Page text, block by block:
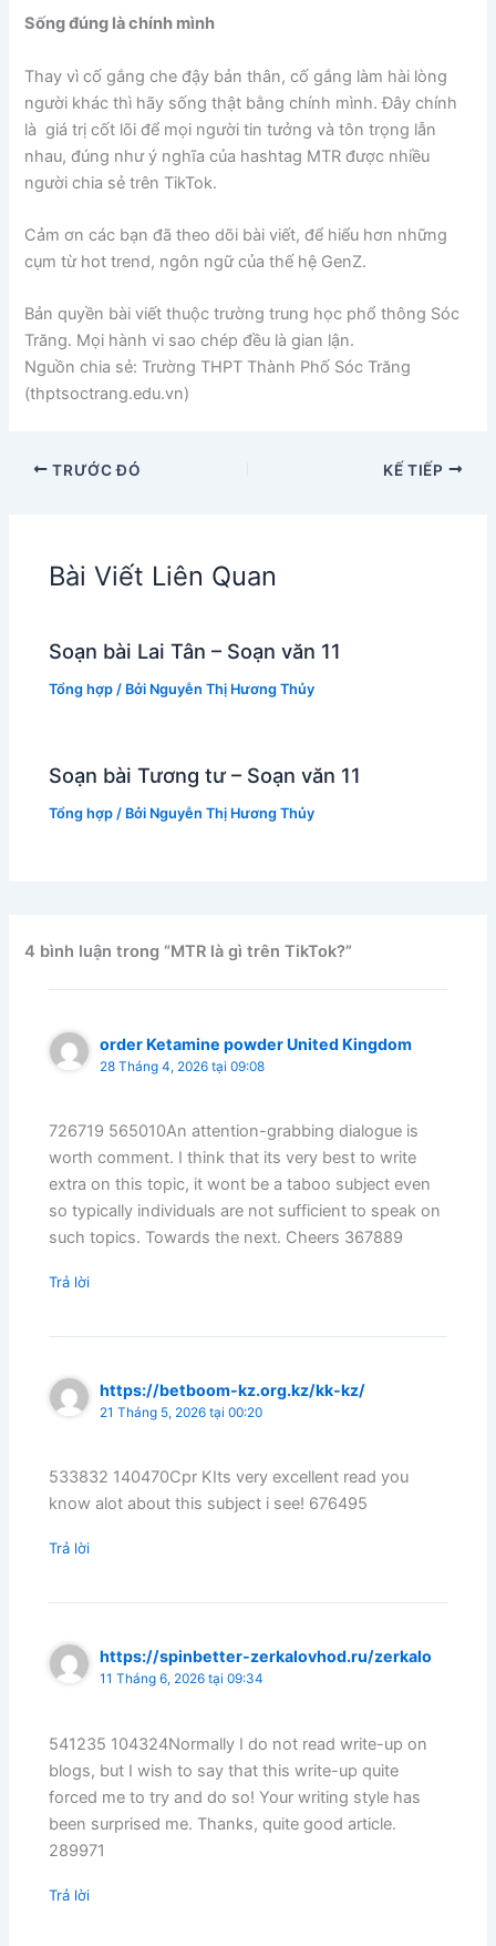
Sống đúng là chính mình
Thay vì cố gắng che đậy bản thân, cố gắng làm hài lòng
người khác thì hãy sống thật bằng chính mình. Đây chính
là giá trị cốt lõi để mọi người tin tưởng và tôn trọng lẫn
nhau, đúng như ý nghĩa của hashtag MTR được nhiều
người chia sẻ trên TikTok.
Cảm ơn các bạn đã theo dõi bài viết, để hiểu hơn những
cụm từ hot trend, ngôn ngữ của thế hệ GenZ.
Bản quyền bài viết thuộc trường trung học phổ thông Sóc
Trăng. Mọi hành vi sao chép đều là gian lận.
Nguồn chia sẻ: Trường THPT Thành Phố Sóc Trăng
(thptsoctrang.edu.vn)
TRƯỚC ĐÓ KẾ TIẾP
Bài Viết Liên Quan
Soạn bài Lai Tân – Soạn văn 11
Tổng hợp / Bởi Nguyễn Thị Hương Thủy
Soạn bài Tương tư – Soạn văn 11
Tổng hợp / Bởi Nguyễn Thị Hương Thủy
4 bình luận trong “MTR là gì trên TikTok?”
order Ketamine powder United Kingdom
28 Tháng 4, 2026 tại 09:08
726719 565010An attention-grabbing dialogue is
worth comment. I think that its very best to write
extra on this topic, it wont be a taboo subject even
so typically individuals are not sufficient to speak on
such topics. Towards the next. Cheers 367889
Trả lời
https://betboom-kz.org.kz/kk-kz/
21 Tháng 5, 2026 tại 00:20
533832 140470Cpr KIts very excellent read you
know alot about this subject i see! 676495
Trả lời
https://spinbetter-zerkalovhod.ru/zerkalo
11 Tháng 6, 2026 tại 09:34
541235 104324Normally I do not read write-up on
blogs, but I wish to say that this write-up quite
forced me to try and do so! Your writing style has
been surprised me. Thanks, quite good article.
289971
Trả lời